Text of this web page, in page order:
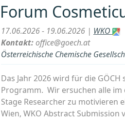
Congress
(ECC),
Antwerpen“
Forum
17.06.2026 - 19.06.2026 | WKO
Kontakt:office@goech.at
Österreichische Chemische
Das Jahr 2026 wird für die
Programm. Wir ersuchen alle
Stage Researcher zu motivieren
Wien, WKO Abstract